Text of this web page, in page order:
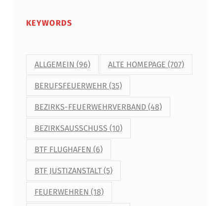
KEYWORDS
ALLGEMEIN (96) ALTE HOMEPAGE (707)
BERUFSFEUERWEHR (35)
BEZIRKS-FEUERWEHRVERBAND(48)
BEZIRKSAUSSCHUSS (10)
BTF FLUGHAFEN (6)
BTF JUSTIZANSTALT(5)
FEUERWEHREN (18)